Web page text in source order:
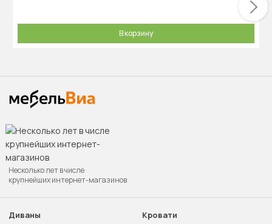
В корзину
Несколько лет в числе
крупнейших интернет-магазинов
Диваны
Кровати